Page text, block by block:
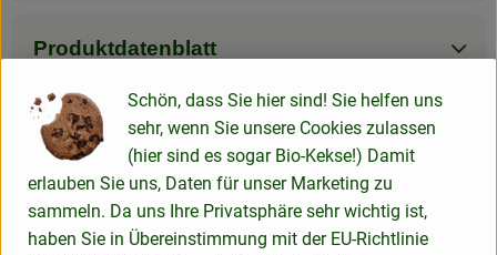
Produktdatenblatt
Herkunft
Hersteller: ÖKL
Schön, dass Sie hier sind! Sie helfen uns
sehr, wenn Sie unsere Cookies zulassen
(hier sind es sogar Bio-Kekse!) Damit
erlauben Sie uns, Daten für unser Marketing zu
sammeln. Da uns Ihre Privatsphäre sehr wichtig ist,
haben Sie in Übereinstimmung mit der EU-Richtlinie